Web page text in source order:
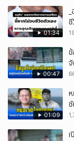
01:34
00:47
01:09